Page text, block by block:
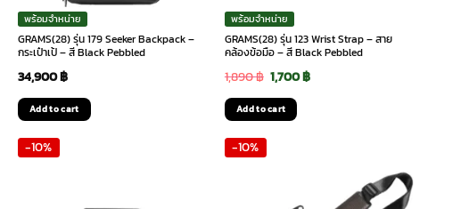
พร้อมจำหน่าย
GRAMS(28) รุ่น 179 Seeker Backpack –
กระเป๋าเป้ – สี Black Pebbled
34,900฿
Add to cart
พร้อมจำหน่าย
GRAMS(28) รุ่น 123 Wrist Strap – สาย
คล้องข้อมือ – สี Black Pebbled
1,890฿ Original
price
was:
1,700฿Current
Add to cart
-10% -10%